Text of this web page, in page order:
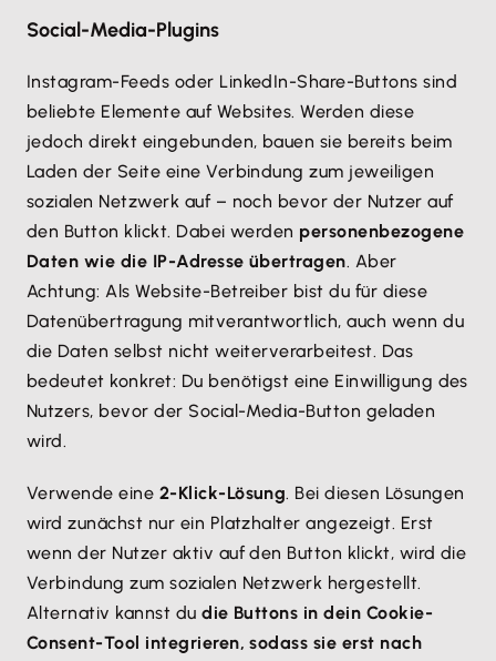
Social-Media-Plugins
Instagram-Feeds oder LinkedIn-Share-Buttons sind
beliebte Elemente auf Websites. Werden diese
jedoch direkt eingebunden, bauen sie bereits beim
Laden der Seite eine Verbindung zum jeweiligen
sozialen Netzwerk auf – noch bevor der Nutzer auf
den Button klickt. Dabei werden personenbezogene
Daten wie die IP-Adresse übertragen. Aber
Achtung: Als Website-Betreiber bist du für diese
Datenübertragung mitverantwortlich, auch wenn du
die Daten selbst nicht weiterverarbeitest. Das
bedeutet konkret: Du benötigst eine Einwilligung des
Nutzers, bevor der Social-Media-Button geladen
wird.
Verwende eine 2-Klick-Lösung. Bei diesen Lösungen
wird zunächst nur ein Platzhalter angezeigt. Erst
wenn der Nutzer aktiv auf den Button klickt, wird die
Verbindung zum sozialen Netzwerk hergestellt.
Alternativ kannst dudie Buttons in dein Cookie-
Consent-Tool integrieren, sodass sie erst nach